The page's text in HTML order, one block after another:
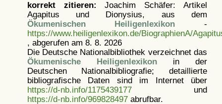
korrekt zitieren: Joachim Schäfer: Artikel
Agapitus und Dionysius, aus dem
Ökumenischen Heiligenlexikon -
https://www.heiligenlexikon.de/BiographienA/
, abgerufen am 8. 8. 2026
Die Deutsche Nationalbibliothek verzeichnet das
Ökumenische Heiligenlexikonin der
Deutschen Nationalbibliografie; detaillierte
bibliografische Daten sind im Internet über
https://d-nb.info/1175439177und
https://d-nb.info/969828497abrufbar.